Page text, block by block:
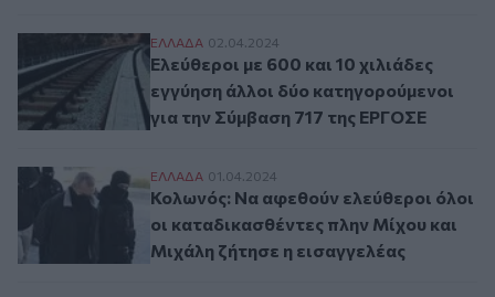
Ελεύθεροι με 600 και 10 χιλιάδες
ΕΛΛAΔΑ 02.04.2024
Ελεύθεροι με 600 και 10 χιλιάδες
εγγύηση άλλοι δύο κατηγορούμενοι
για την Σύμβαση 717 της ΕΡΓΟΣΕ
Κολωνός: Να αφεθούν ελεύθεροι όλοι οι
ΕΛΛAΔΑ 01.04.2024
Κολωνός: Να αφεθούν ελεύθεροι όλοι
οι καταδικασθέντες πλην Μίχου και
Μιχάλη ζήτησε η εισαγγελέας